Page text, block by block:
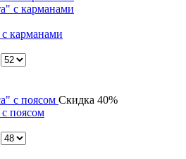
карманами
Скидка 40%
поясом